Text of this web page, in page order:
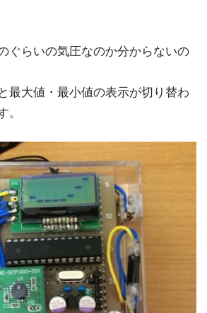
ぐらいの気圧なのか分からないの
最大値・最小値の表示が切り替わ
。